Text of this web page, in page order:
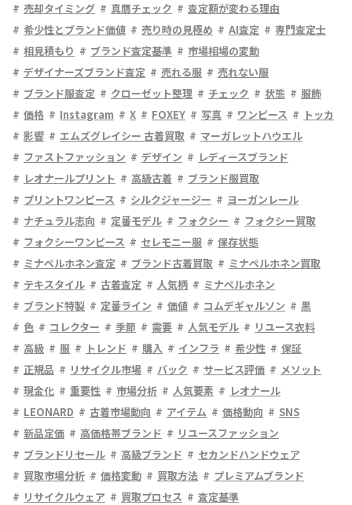
売却タイミング
真贋チェック
査定額が変わる理由
希少性とブランド価値
売り時の見極め AI査定
専門査定士
相見積もり
ブランド査定基準
市場相場の変動
デザイナーズブランド査定
売れる服
売れない服
ブランド服査定
クローゼット整理 チェック 状態
服飾
価格
Instagram X FOXEY 写真 ワンピース
トッカ
影響
エムズグレイシー 古着買取
マーガレットハウエル
ファストファッション
デザイン
レディースブランド
レオナールプリント
高級古着
ブランド服買取
プリントワンピース
シルクジャージー
ヨーガンレール
ナチュラル志向
定番モデル フォクシー
フォクシー買取
フォクシーワンピース
セレモニー服
保存状態
ミナペルホネン査定
ブランド古着買取
ミナペルホネン買取
テキスタイル
古着査定 人気柄
ミナペルホネン
ブランド特製
定番ライン 価値 コムデギャルソン
黒
色
コレクター 季節 需要 人気モデル
リユース衣料
高級
服 トレンド 購入 インフラ 希少性
保証
正規品
リサイクル市場 バック サービス評価
メソット
現金化
重要性 市場分析 人気要素
レオナール
LEONARD
古着市場動向 アイテム 価格動向
SNS
新品定価
高価格帯ブランド
リユースファッション
ブランドリセール
高級ブランド
セカンドハンドウェア
買取市場分析
価格変動 買取方法
プレミアムブランド
リサイクルウェア
買取プロセス
査定基準